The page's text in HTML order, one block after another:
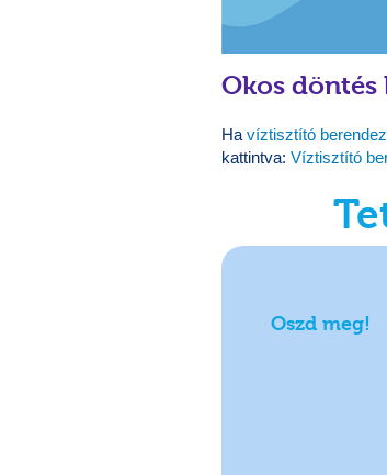
Okos
Ha víztisztító
kattintva: Víztisztító
Oszd meg!